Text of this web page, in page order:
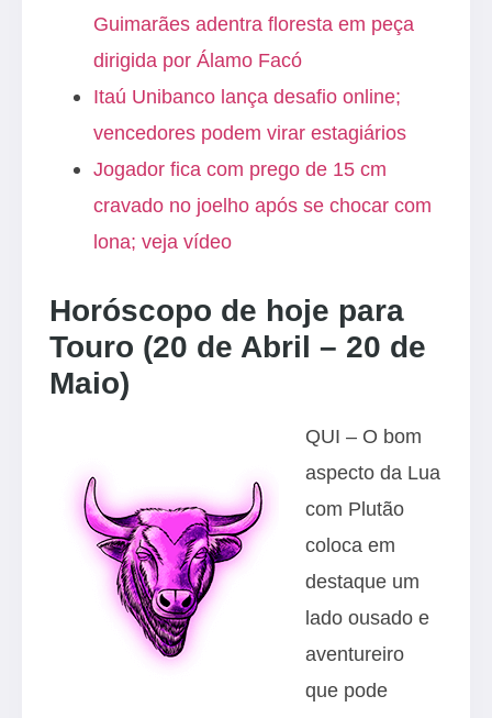
Guimarães adentra floresta em peça
dirigida por Álamo Facó
Itaú Unibanco lança desafio online;
vencedores podem virar estagiários
Jogador fica com prego de 15 cm
cravado no joelho após se chocar com
lona; veja vídeo
Horóscopo de hoje para
Touro (20 de Abril – 20 de
Maio)
QUI – O bom
aspecto da Lua
com Plutão
coloca em
destaque um
lado ousado e
aventureiro
que pode